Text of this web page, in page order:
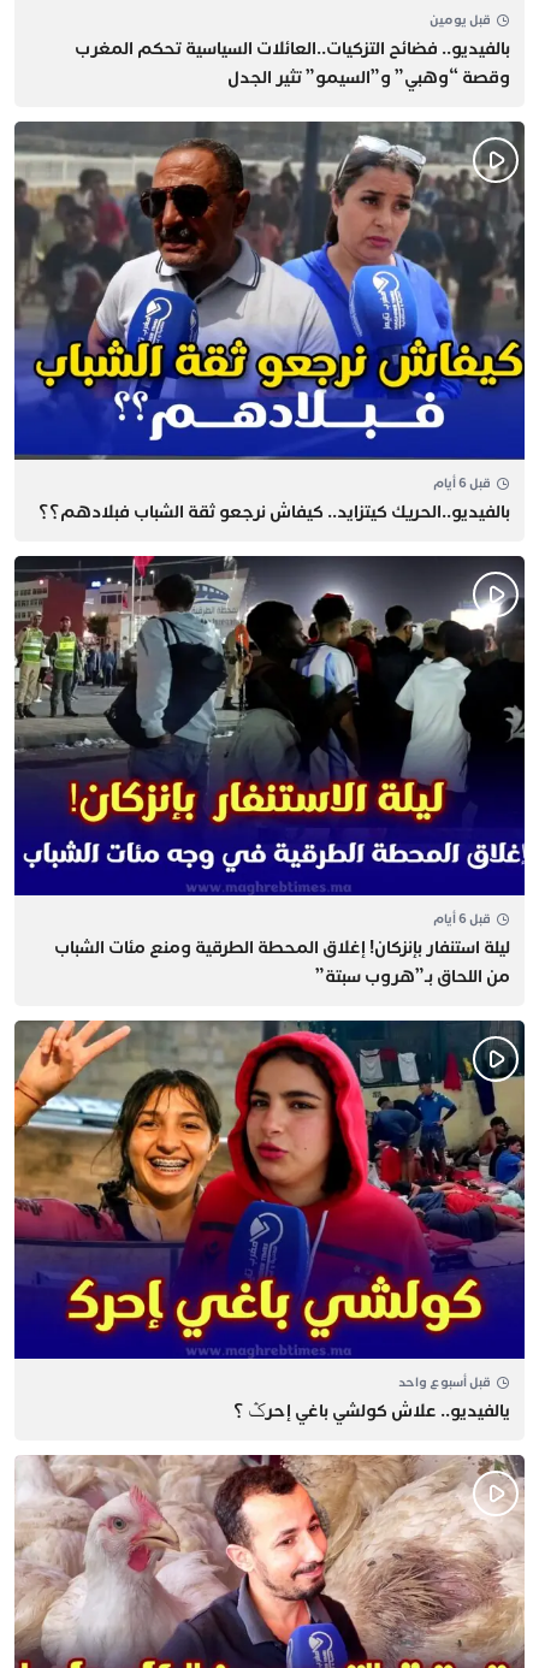
قبل يومين
بالفيديو.. فضائح التزكيات..العائلات السياسية تحكم المغرب
وقصة “وهبي” و”السيمو” تثير الجدل
قبل 6 أيام
بالفيديو..الحريك كيتزايد.. كيفاش نرجعو ثقة الشباب فبلادهم؟؟
قبل 6 أيام
​ليلة استنفار بإنزكان! إغلاق المحطة الطرقية ومنع مئات الشباب
من اللحاق بـ”هروب سبتة”
قبل أسبوع واحد
يالفيديو.. علاش كولشي باغي إحرݣ ؟